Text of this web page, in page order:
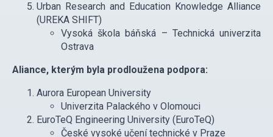
Urban Research and Education Knowledge Alliance
(UREKA SHIFT)
Vysoká škola báňská – Technická univerzita
Ostrava
Aliance, kterým byla prodloužena podpora:
Aurora European University
Univerzita Palackého v Olomouci
EuroTeQ Engineering University (EuroTeQ)
České vysoké učení technické v Praze